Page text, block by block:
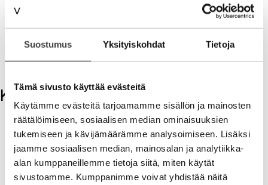
Suostumus Yksityiskohdat Tietoja
Tämä sivusto käyttää evästeitä
Käytämme evästeitä tarjoamamme sisällön ja mainosten
räätälöimiseen, sosiaalisen median ominaisuuksien
tukemiseen ja kävijämäärämme analysoimiseen. Lisäksi
jaamme sosiaalisen median, mainosalan ja analytiikka-
alan kumppaneillemme tietoja siitä, miten käytät
sivustoamme. Kumppanimme voivat yhdistää näitä
Kannattaa katsoa video aiheesta. Keskustelu on
mielestäni erittäin kiinnostava!
Kommentit
Kirjoita kommentti
Aihe